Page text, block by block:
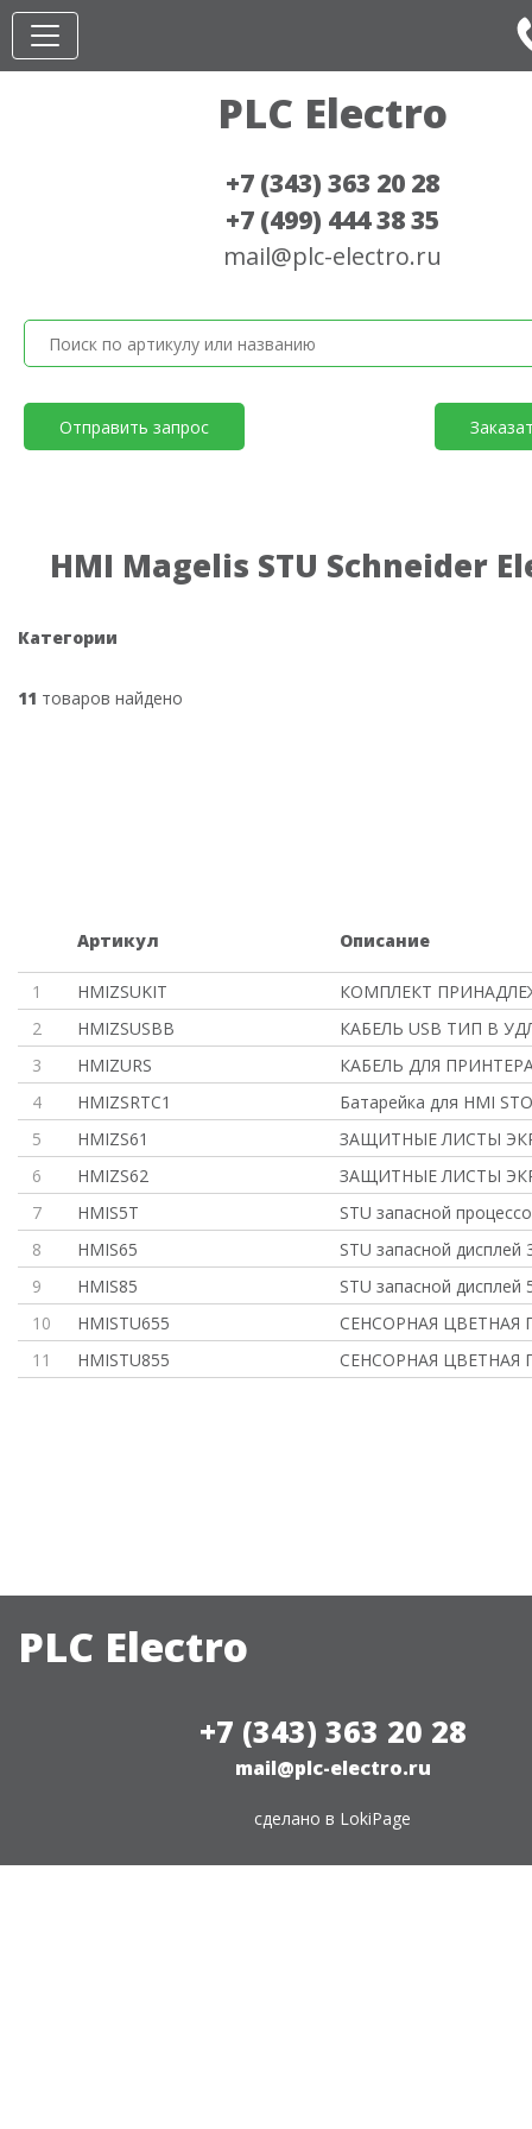
PLC Electro
+7 (343) 363 20 28
+7 (499) 444 38 35
mail@plc-electro.ru
Отправить запрос
HMI Magelis STU Schneider
Категории
11 товаров найдено
Артикул Описание
1 HMIZSUKIT
КОМПЛЕКТ
2
HMIZSUSBB
КАБЕЛЬ USB ТИП B
3
HMIZURS
КАБЕЛЬ ДЛЯ ПРИНТЕРА
4
HMIZSRTC1
Батарейка для HMI
5
HMIZS61
ЗАЩИТНЫЕ ЛИСТЫ
6
HMIZS62
ЗАЩИТНЫЕ ЛИСТЫ
7
HMIS5T
STU запасной
8
HMIS65
STU запасной дисплей
9
HMIS85
STU запасной дисплей
10
HMISTU655
СЕНСОРНАЯ ЦВЕТНАЯ
11
HMISTU855 СЕНСОРНАЯ ЦВЕТНАЯ
PLC Electro
+7 (343) 363 20 28
mail@plc-electro.ru
сделано в LokiPage